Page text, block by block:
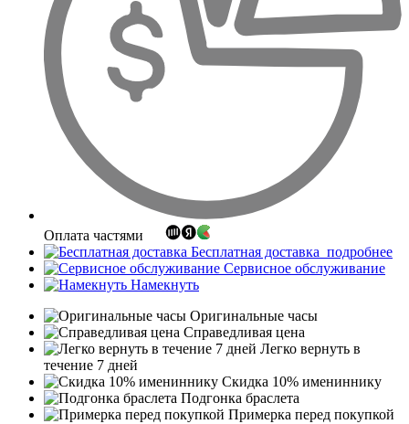
Оплата частями
Бесплатная доставка подробнее
Сервисное обслуживание
Намекнуть
Оригинальные часы
Справедливая цена
Легко вернуть в
течение 7 дней
Скидка 10% имениннику
Подгонка браслета
Примерка перед покупкой